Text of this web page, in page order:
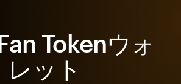
Tokenウォ
レット